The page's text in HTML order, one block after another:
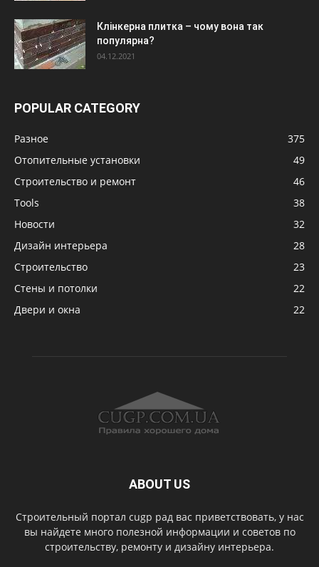
Клінкерна плитка – чому вона так
популярна?
04.12.2021
POPULAR CATEGORY
Разное
375
Отопительные установки
49
Строительство и ремонт
46
Tools
38
Новости
32
Дизайн интерьера
28
Строительство
23
Стены и потолки
22
Двери и окна
22
ABOUT US
Строительный портал cugp рад вас приветствовать, у нас
вы найдете много полезной информации и советов по
строительству, ремонту и дизайну интерьера.